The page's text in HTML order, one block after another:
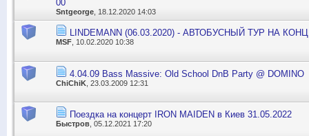
00
Sntgeorge , 18.12.2020 14:03
LINDEMANN (06.03.2020) - АВТОБУСНЫЙ ТУР НА
MSF , 10.02.2020 10:38
4.04.09 Bass Massive: Old School DnB Party @ DOMINO
ChiChiK , 23.03.2009 12:31
Поездка на концерт IRON MAIDEN в Киев 31.05.2022
Быстров , 05.12.2021 17:20